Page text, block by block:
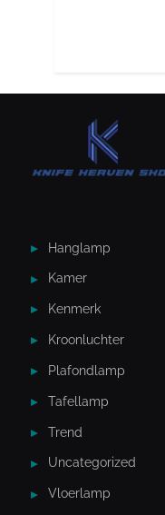
Hanglamp
Kamer
Kenmerk
Kroonluchter
Plafondlamp
Tafellamp
Trend
Uncategorized
Vloerlamp